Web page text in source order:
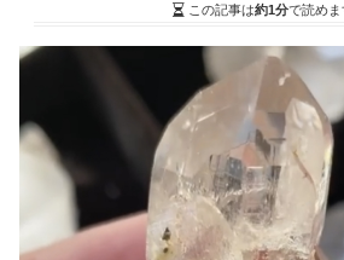
この記事は約1分で読めま